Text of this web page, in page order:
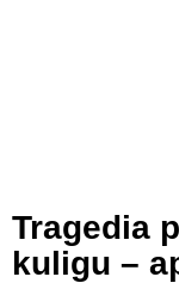
Tragedia
kuligu –